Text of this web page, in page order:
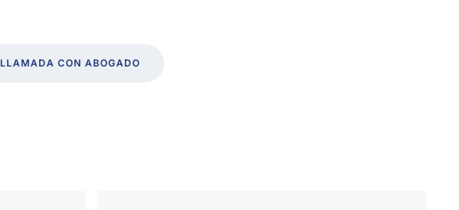
CON ABOGADO